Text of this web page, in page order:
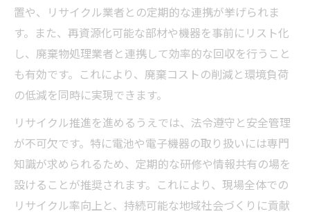
置や、リサイクル業者との定期的な連携が挙げられま
す。また、再資源化可能な部材や機器を事前にリスト化
し、廃棄物処理業者と連携して効率的な回収を行うこと
も有効です。これにより、廃棄コストの削減と環境負荷
の低減を同時に実現できます。
リサイクル推進を進めるうえでは、法令遵守と安全管理
が不可欠です。特に電池や電子機器の取り扱いには専門
知識が求められるため、定期的な研修や情報共有の場を
設けることが推奨されます。これにより、現場全体での
リサイクル率向上と、持続可能な地域社会づくりに貢献